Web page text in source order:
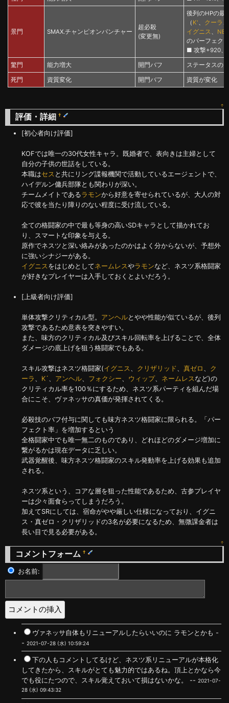
景門 SMAX.チャンピオンパンチャー
超必殺
(変更無)
後列のHPの最
（ K' クーラ
イグニス
のパーフェク
■ 攻撃+920、
驚門 能力増大 開門バフ ステータスの
死門 資質変化 開門バフ 資質が変化
↑
評価・詳細 †
[初心者向け評価]
KOFでは唯一の30代女性キャラ。既婚者で、表向きは主婦として
自分の子供の世話をしている。
本職はセス と共にリング諜報機関で活動しているエージェントで、
ハイデルン傭兵部隊とも関わりが深い。
チームメイトであるラモンから好意を寄せられているが、大人の対
応で彼を当たり障りのない程度に受け流している。
全ての格闘家の中で最も等身の高いSDキャラとして描かれてお
り、スマートな印象を与える。
原作でネスツと深い絡みがあったのかはよく分からないが、予想外
に強いシナジーがある。
イグニス をはじめとしてネームレスやラモンなど、ネスツ系格闘家
が好きなプレイヤーは入手しておくとよいだろう。
[上級者向け評価]
単体攻撃クリティカル型。 アンヘルとやや性能が似ているが、後列
攻撃であるため意表を突きやすい。
また、味方のクリティカル及びスキル回転率を上げることで、全体
ダメージの底上げを狙う格闘家でもある。
スキル攻撃はネスツ格闘家(イグニス クリザリッド 真ゼロ
ク
ーラ
K´ アンヘル フォクシー ウィップ、 ネームレス など)の
クリティカル率を100％にするため、ネスツ系パーティを組んだ場
合にこそ、ヴァネッサの真価が発揮されてくる。
必殺技のバフ付与に関しても味方ネスツ格闘家に限られる。「パー
フェクト率」を増加するという
全格闘家中でも唯一無二のものであり、どれほどのダメージ増加に
繋がるかは現在データに乏しい。
武器覚醒後、味方ネスツ格闘家のスキル発動率を上げる効果も追加
される。
ネスツ系という、コアな層を狙った性能であるため、古参プレイヤ
ーは少々面食らってしまうだろう。
加えてSRにしては、宿命がやや厳しい仕様になっており、イグニ
ス・真ゼロ・クリザリッドの3名が必要になるため、無微課金者は
長い目で見る必要がある。
↑
コメントフォーム †
お名前:
ヴァネッサ自体もリニューアルしたらいいのに ラモンとかも -
- 2021-07-28 (水) 10:59:24
下の人もコメントしてるけど、ネスツ系リニューアルが本格化
してきたから、スキルがとても魅力的ではあるね。頂上とかなら今
でも役にたつので、スキル覚えておいて損はないかな。 -- 2021-07-
28 (水) 09:43:32